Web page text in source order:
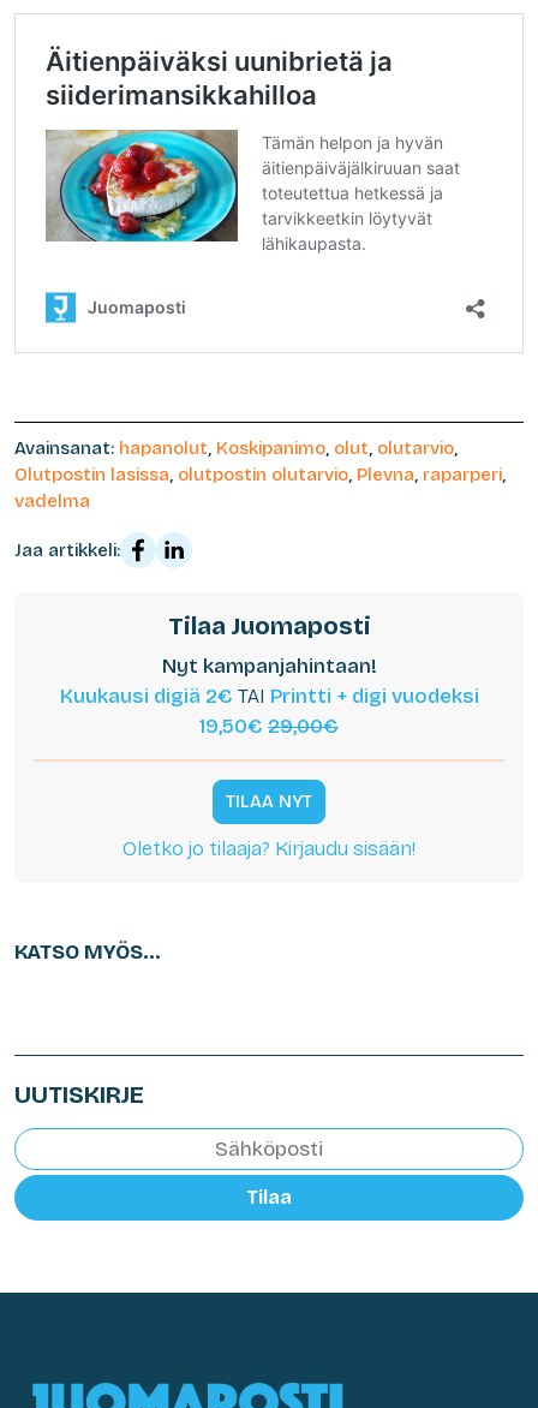
Avainsanat: hapanolut, Koskipanimo, olut, olutarvio,
Olutpostin lasissa, olutpostin olutarvio, Plevna, raparperi,
vadelma
Jaa artikkeli:
Tilaa Juomaposti
Nyt kampanjahintaan!
Kuukausi digiä 2€ TAI Printti + digi vuodeksi
19,50€ 29,00€
TILAA NYT
Oletko jo tilaaja? Kirjaudu sisään!
KATSO MYÖS...
UUTISKIRJE
Tilaa